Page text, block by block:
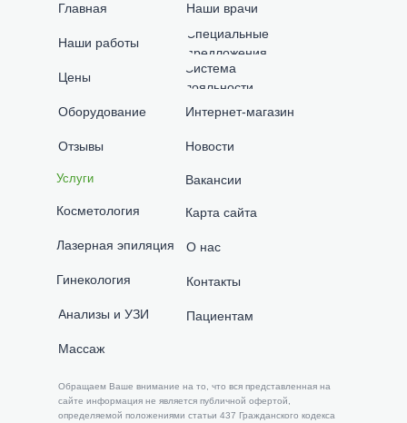
Отзывы
Главная
Наши работы
О нас
Цены
Специальные
предложения
Интернет-магазин
Система
лояльности
Новости
Косметология
Лазерная эпиляция
Массаж
Гинекология
Анализы и УЗИ
Услуги
​​Обращаем Ваше внимание на то, что вся представленная на
сайте информация не является публичной офертой,
определяемой положениями статьи 437 Гражданского кодекса
Оборудование
Наши врачи
Вакансии
Контакты
Карта сайта
Пациентам